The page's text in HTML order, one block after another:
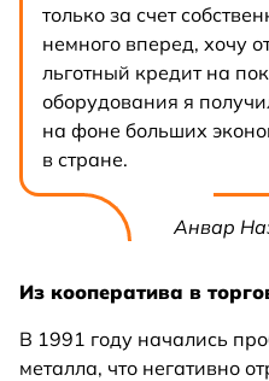
только за счет
немного вперед, хочу
льготный кредит на
оборудования я
на фоне больших
в стране.
Анвар
Из кооператива в
В 1991 году начались
металла, что негативно